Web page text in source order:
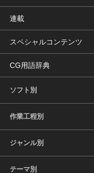
連載
スペシャルコンテンツ
CG用語辞典
ソフト別
作業工程別
ジャンル別
テーマ別